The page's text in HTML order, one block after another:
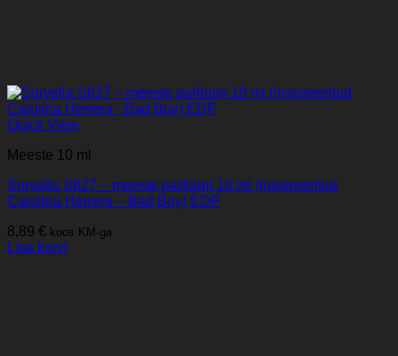
Quick View
Meeste 10 ml
Sorvella S627 – meeste parfüüm 10 ml (inspireeritud
Carolina Herrera – Bad Boy) EDP
8,89 € koos KM-ga
Lisa korvi